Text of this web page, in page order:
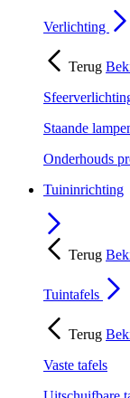
Verlichting
Terug
Staande
Onderhouds
Tuininrichting
Terug
Tuintafels
Terug
Vaste tafels